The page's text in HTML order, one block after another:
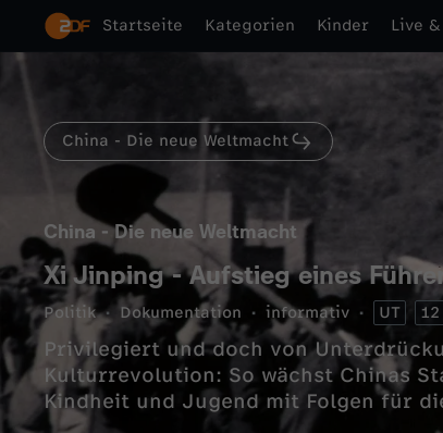
Startseite Kategorien Kinder Live &
China - Die neue Weltmacht
China - Die neue Weltmacht
Xi Jinping - Aufstieg eines
Politik Dokumentation informativ UT 12
Privilegiert und doch von
Kulturrevolution: So wächst Chinas
Kindheit und Jugend mit Folgen für